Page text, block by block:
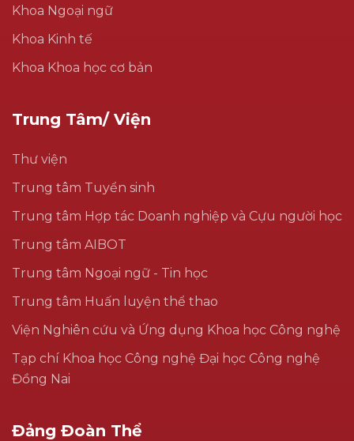
Khoa Ngoại ngữ
Khoa Kinh tế
Khoa Khoa học cơ bản
Trung Tâm/ Viện
Thư viện
Trung tâm Tuyển sinh
Trung tâm Hợp tác Doanh nghiệp và Cựu người học
Trung tâm AIBOT
Trung tâm Ngoại ngữ - Tin học
Trung tâm Huấn luyện thể thao
Viện Nghiên cứu và Ứng dụng Khoa học Công nghệ
Tạp chí Khoa học Công nghệ Đại học Công nghệ
Đồng Nai
Đảng Đoàn Thể